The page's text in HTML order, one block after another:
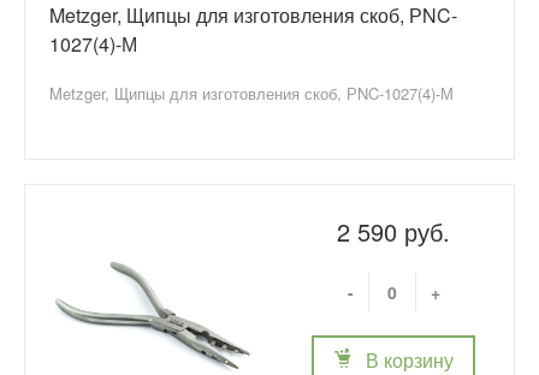
Metzger, Щипцы для изготовления скоб, РNC-
1027(4)-М
Metzger, Щипцы для изготовления скоб, РNC-1027(4)-М
2 590 руб.
- +
В корзину